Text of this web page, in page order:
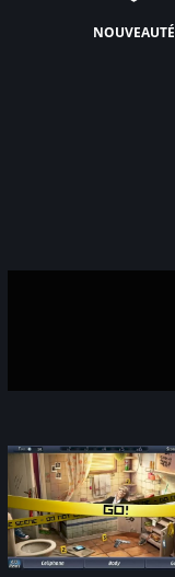
nouveauté